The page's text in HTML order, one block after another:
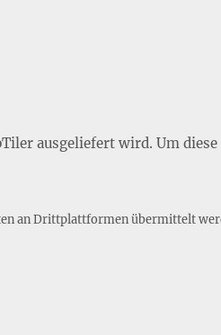
ausgeliefert wird. Um
an Drittplattformen übermittelt